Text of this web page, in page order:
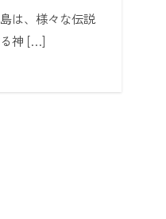
は、様々な伝説
神 […]